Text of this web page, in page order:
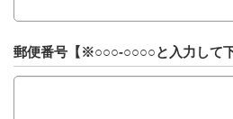
郵便番号【※○○○-○○○○と入力して